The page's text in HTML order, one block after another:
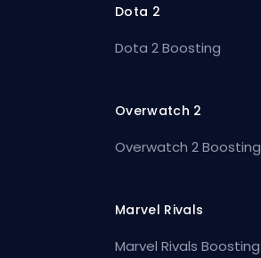
Dota 2
Dota 2 Boosting
Overwatch 2
Overwatch 2 Boosting
Marvel Rivals
Marvel Rivals Boosting